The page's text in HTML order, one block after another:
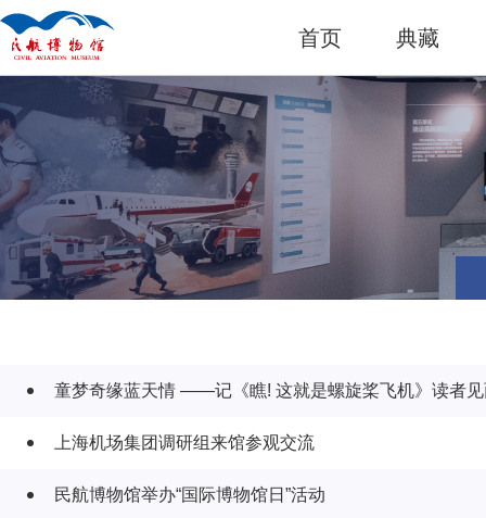
首页 典藏
童梦奇缘蓝天情 ——记《瞧! 这就是螺旋桨飞机》读者
上海机场集团调研组来馆参观交流
民航博物馆举办“国际博物馆日”活动